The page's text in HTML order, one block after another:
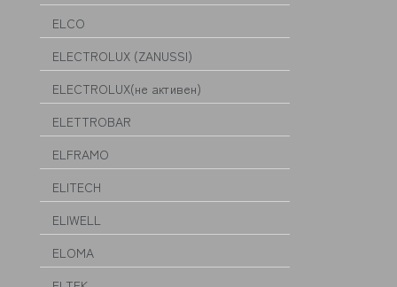
ELCO
ELECTROLUX (ZANUSSI)
ELECTROLUX(не активен)
ELETTROBAR
ELFRAMO
ELITECH
ELIWELL
ELOMA